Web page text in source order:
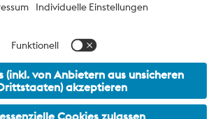
Öl- und Gasexploration, Maschinenbau
High Performance Metals GmbH